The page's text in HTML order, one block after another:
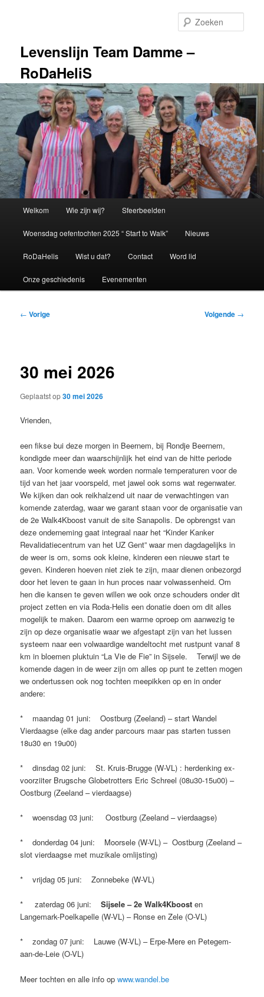
inhoudLevenslijn Team Damme –
RoDaHeliS
Welkom Wie zijn wij? Sfeerbeelden
Woensdag oefentochten 2025 “ Start to Walk” Nieuws
RoDaHelis Wist u dat? Contact Word lid
Onze geschiedenis Evenementen
Bericht
← Vorige Volgende →
30 mei 2026
Geplaatst op30 mei 2026
Vrienden,
een fikse bui deze morgen in Beernem, bij Rondje Beernem,
kondigde meer dan waarschijnlijk het eind van de hitte periode
aan. Voor komende week worden normale temperaturen voor de
tijd van het jaar voorspeld, met jawel ook soms wat regenwater.
We kijken dan ook reikhalzend uit naar de verwachtingen van
komende zaterdag, waar we garant staan voor de organisatie van
de 2e Walk4Kboost vanuit de site Sanapolis. De opbrengst van
deze onderneming gaat integraal naar het “Kinder Kanker
Revalidatiecentrum van het UZ Gent” waar men dagdagelijks in
de weer is om, soms ook kleine, kinderen een nieuwe start te
geven. Kinderen hoeven niet ziek te zijn, maar dienen onbezorgd
door het leven te gaan in hun proces naar volwassenheid. Om
hen die kansen te geven willen we ook onze schouders onder dit
project zetten en via Roda-Helis een donatie doen om dit alles
mogelijk te maken. Daarom een warme oproep om aanwezig te
zijn op deze organisatie waar we afgestapt zijn van het lussen
systeem naar een volwaardige wandeltocht met rustpunt vanaf 8
km in bloemen pluktuin “La Vie de Fie” in Sijsele. Terwijl we de
komende dagen in de weer zijn om alles op punt te zetten mogen
we ondertussen ook nog tochten meepikken op en in onder
andere:
* maandag 01 juni: Oostburg (Zeeland) – start Wandel
Vierdaagse (elke dag ander parcours maar pas starten tussen
18u30 en 19u00)
* dinsdag 02 juni: St. Kruis-Brugge (W-VL) : herdenking ex-
voorziiter Brugsche Globetrotters Eric Schreel (08u30-15u00) –
Oostburg (Zeeland – vierdaagse)
* woensdag 03 juni: Oostburg (Zeeland – vierdaagse)
* donderdag 04 juni: Moorsele (W-VL) – Oostburg (Zeeland –
slot vierdaagse met muzikale omlijsting)
* vrijdag 05 juni: Zonnebeke (W-VL)
* zaterdag 06 juni: Sijsele – 2e Walk4Kboost en
Langemark-Poelkapelle (W-VL) – Ronse en Zele (O-VL)
* zondag 07 juni: Lauwe (W-VL) – Erpe-Mere en Petegem-
aan-de-Leie (O-VL)
Meer tochten en alle info opwww.wandel.be